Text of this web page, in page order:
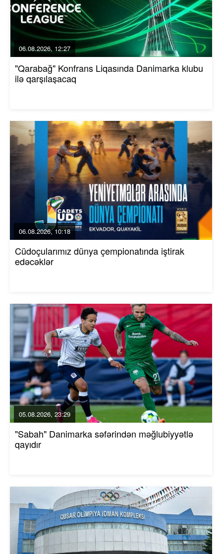
06.08.2026, 12:27
"Qarabağ" Konfrans Liqasında Danimarka klubu
ilə qarşılaşacaq
06.08.2026, 10:18
Cüdoçularımız dünya çempionatında iştirak
edəcəklər
05.08.2026, 23:29
"Sabah" Danimarka səfərindən məğlubiyyətlə
qayıdır